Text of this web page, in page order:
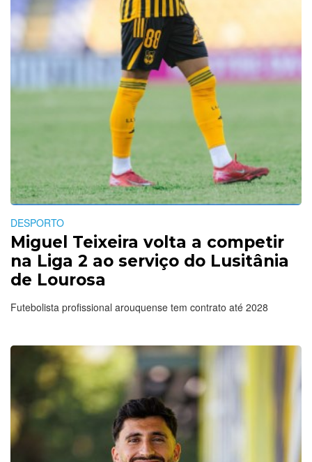
DESPORTO
Miguel Teixeira volta a competir
na Liga 2 ao serviço do Lusitânia
de Lourosa
Futebolista profissional arouquense tem contrato até 2028